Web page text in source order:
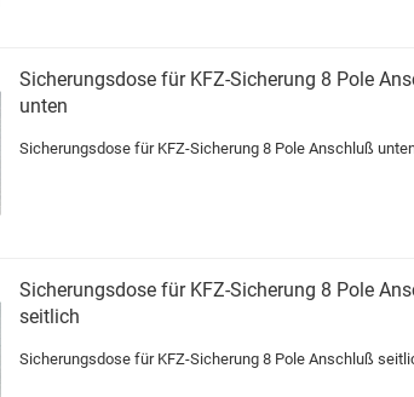
Sicherungsdose für KFZ-Sicherung 8 Pole
unten
Sicherungsdose für KFZ-Sicherung 8 Pole Anschluß
Sicherungsdose für KFZ-Sicherung 8 Pole
seitlich
Sicherungsdose für KFZ-Sicherung 8 Pole Anschluß